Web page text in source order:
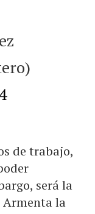
de trabajo,
será la
la